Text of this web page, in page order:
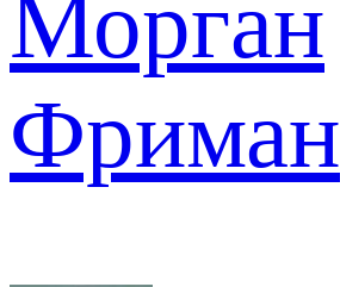
Морган
Фриман